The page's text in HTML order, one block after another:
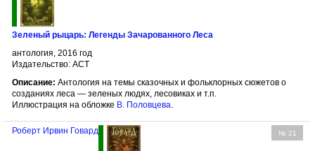
Зеленый рыцарь: Легенды Зачарованного Леса
антология, 2016 год
Издательство: АСТ
Описание: Антология на темы сказочных и фольклорных сюжетов о
созданиях леса — зеленых людях, лесовиках и т.п.
Иллюстрация на обложке В. Половцева
№ 21
Роберт Ирвин Говард